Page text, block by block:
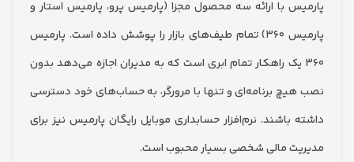
با ارائه سه محصول مجزا (پارمیس پرو، پارمیس استار و
پارمیس ۳۶۰) تمام طیف‌های بازار را پوشش داده است. پارمیس
یک راهکار تمام ابری است که به مدیران اجازه می‌دهد بدون
برنامه‌ای و تنها با مرورگر، به حساب‌های خود دسترسی
باشند. نرم‌افزار حسابداری موبایل رایگان پارمیس نیز برای
مالی شخصی بسیار محبوب است.